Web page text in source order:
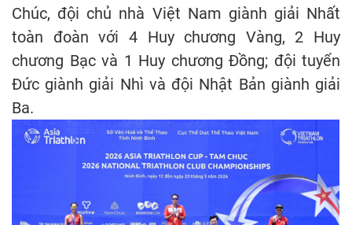
Chúc, đội chủ nhà Việt Nam giành giải Nhất
toàn đoàn với 4 Huy chương Vàng, 2 Huy
chương Bạc và 1 Huy chương Đồng; đội tuyển
Đức giành giải Nhì và đội Nhật Bản giành giải
Ba.